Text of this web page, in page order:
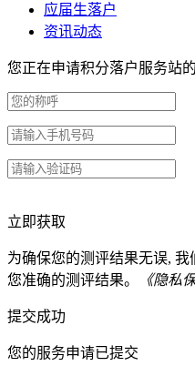
应届生落户
资讯动态
您正在申请积分落户服务站
立即获取
为确保您的测评结果无误,
您准确的测评结果。
《隐私
提交成功
您的服务申请已提交